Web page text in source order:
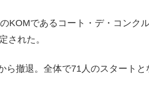
KOMであるコート・デ・コンク
された。
撤退。全体で71人のスタートと